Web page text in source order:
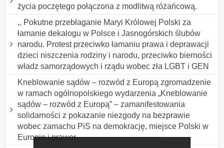
życia poczętego połączona z modlitwą różańcową.
,, Pokutne przebłaganie Maryi Królowej Polski za
łamanie dekalogu w Polsce i Jasnogórskich ślubów
narodu. Protest przeciwko łamaniu prawa i deprawacji
dzieci niszczenia rodziny i narodu, przeciwko bierności
władz samorządowych i rządu wobec zła LGBT i GEN
Kneblowanie sądów – rozwód z Europą zgromadzenie
w ramach ogólnopolskiego wydarzenia „Kneblowanie
sądów – rozwód z Europą” – zamanifestowania
solidarności z pokazanie niezgody na bezprawie
wobec zamachu PiS na demokrację, miejsce Polski w
Europie i prawor